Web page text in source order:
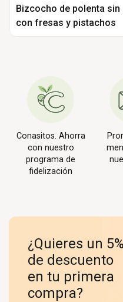
Bizcocho de polenta sin
con fresas y pistachos
Conasitos. Ahorra
con nuestro
programa de
fidelización
¿Quieres un 5%
de descuento
en tu primera
compra?